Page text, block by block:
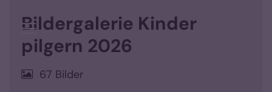
Bildergalerie Kinder
pilgern 2026
67 Bilder